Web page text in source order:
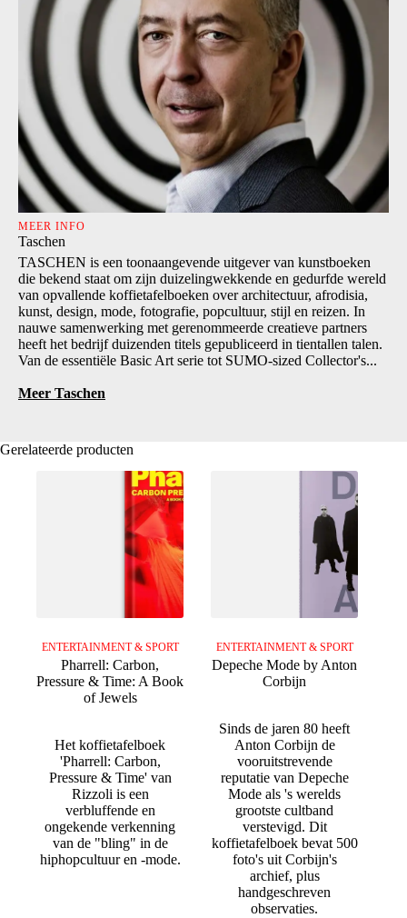
MEER INFO
Taschen
TASCHEN is een toonaangevende uitgever van kunstboeken
die bekend staat om zijn duizelingwekkende en gedurfde wereld
van opvallende koffietafelboeken over architectuur, afrodisia,
kunst, design, mode, fotografie, popcultuur, stijl en reizen. In
nauwe samenwerking met gerenommeerde creatieve partners
heeft het bedrijf duizenden titels gepubliceerd in tientallen talen.
Van de essentiële Basic Art serie tot SUMO-sized Collector's...
Meer Taschen
Gerelateerde producten
ENTERTAINMENT & SPORT
Pharrell: Carbon,
Pressure & Time: A Book
of Jewels
Het koffietafelboek
'Pharrell: Carbon,
Pressure & Time' van
Rizzoli is een
verbluffende en
ongekende verkenning
van de "bling" in de
hiphopcultuur en -mode.
ENTERTAINMENT & SPORT
Depeche Mode by Anton
Corbijn
Sinds de jaren 80 heeft
Anton Corbijn de
vooruitstrevende
reputatie van Depeche
Mode als 's werelds
grootste cultband
verstevigd. Dit
koffietafelboek bevat 500
foto's uit Corbijn's
archief, plus
handgeschreven
observaties.